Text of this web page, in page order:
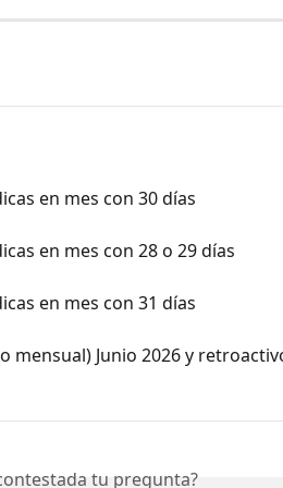
en mes con 30 días
en mes con 28 o 29 días
en mes con 31 días
mensual) Junio 2026 y
tu pregunta?